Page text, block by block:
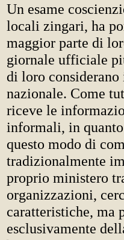
Un esame
locali zingari, ha
maggior parte di
giornale ufficiale
di loro
nazionale. Come
riceve le
informali, in
questo modo di
tradizionalmente
proprio ministero
organizzazioni,
caratteristiche, ma
esclusivamente